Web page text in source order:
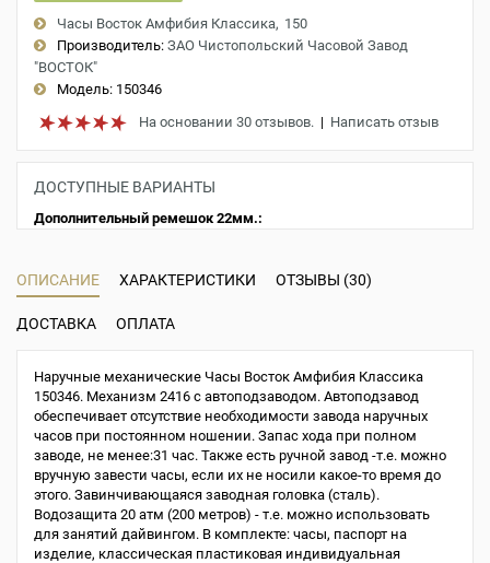
Часы Восток Амфибия Классика 150
Производитель: ЗАО Чистопольский Часовой Завод
"ВОСТОК"
Модель: 150346
На основании 30 отзывов. | Написать отзыв
ДОСТУПНЫЕ ВАРИАНТЫ
Дополнительный ремешок 22мм.:
ОПИСАНИЕ ХАРАКТЕРИСТИКИ ОТЗЫВЫ (30)
ДОСТАВКА ОПЛАТА
Наручные механические Часы Восток Амфибия Классика
150346. Механизм 2416 с автоподзаводом. Автоподзавод
обеспечивает отсутствие необходимости завода наручных
часов при постоянном ношении. Запас хода при полном
заводе, не менее:31 час. Также есть ручной завод -т.е. можно
вручную завести часы, если их не носили какое-то время до
этого. Завинчивающаяся заводная головка (сталь).
Водозащита 20 атм (200 метров) - т.е. можно использовать
для занятий дайвингом. В комплекте: часы, паспорт на
изделие, классическая пластиковая индивидуальная